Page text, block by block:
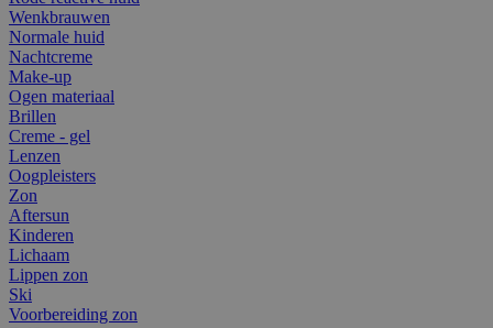
Wenkbrauwen
Normale huid
Nachtcreme
Make-up
Ogen materiaal
Brillen
Creme - gel
Lenzen
Oogpleisters
Zon
Aftersun
Kinderen
Lichaam
Lippen zon
Ski
Voorbereiding zon